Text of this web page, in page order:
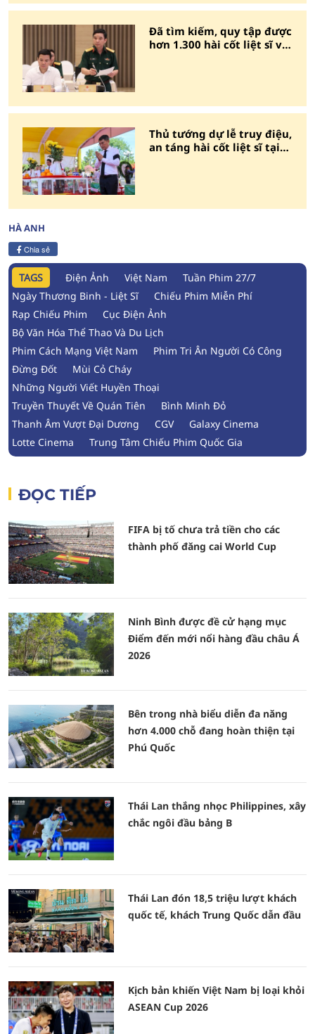
Đã tìm kiếm, quy tập được
hơn 1.300 hài cốt liệt sĩ và
Thủ tướng dự lễ truy điệu,
an táng hài cốt liệt sĩ tại
HÀ ANH
Chia sẻ
TAGS Điện Ảnh Việt Nam
Tuần Phim 27/7
Ngày Thương Binh - Liệt Sĩ
Chiếu Phim Miễn Phí
Rạp Chiếu Phim
Cục Điện Ảnh
Bộ Văn Hóa Thể Thao Và Du Lịch
Phim Cách Mạng Việt Nam
Phim Tri Ân Người Có Công
Đừng Đốt
Mùi Cỏ Cháy
Những Người Viết Huyền Thoại
Truyền Thuyết Về Quán Tiên
Bình Minh Đỏ
Thanh Âm Vượt Đại Dương
CGV
Galaxy Cinema
Lotte Cinema
Trung Tâm Chiếu Phim Quốc Gia
ĐỌC TIẾP
FIFA bị tố chưa trả tiền cho các
thành phố đăng cai World Cup
Ninh Bình được đề cử hạng mục
Điểm đến mới nổi hàng đầu châu Á
2026
Bên trong nhà biểu diễn đa năng
hơn 4.000 chỗ đang hoàn thiện tại
Phú Quốc
Thái Lan thắng nhọc Philippines, xây
chắc ngôi đầu bảng B
Thái Lan đón 18,5 triệu lượt khách
quốc tế, khách Trung Quốc dẫn đầu
Kịch bản khiến Việt Nam bị loại khỏi
ASEAN Cup 2026